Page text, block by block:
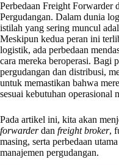
Perbedaan Freight Forwarder
Pergudangan. Dalam dunia
istilah yang sering muncul
Meskipun kedua peran ini
logistik, ada perbedaan
cara mereka beroperasi. Bagi
pergudangan dan distribusi,
untuk memastikan bahwa
sesuai kebutuhan operasional
Pada artikel ini, kita akan
forwarderdan freight broker,
masing, serta perbedaan
manajemen pergudangan.